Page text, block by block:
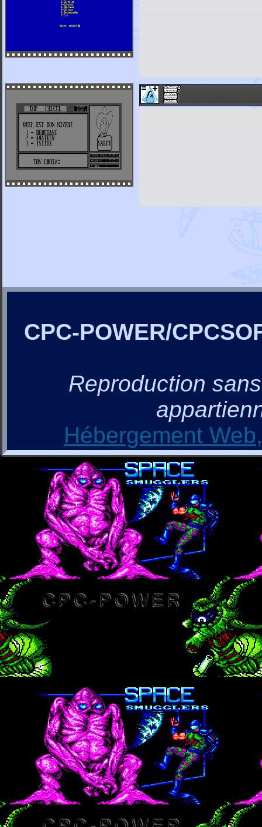
CPC-POWER/
Reproduction
Hébergement